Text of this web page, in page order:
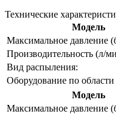
Технические
Модель
Максимальное давление
Производительность (л/
Вид распыления:
Оборудование по
Модель
Максимальное давление